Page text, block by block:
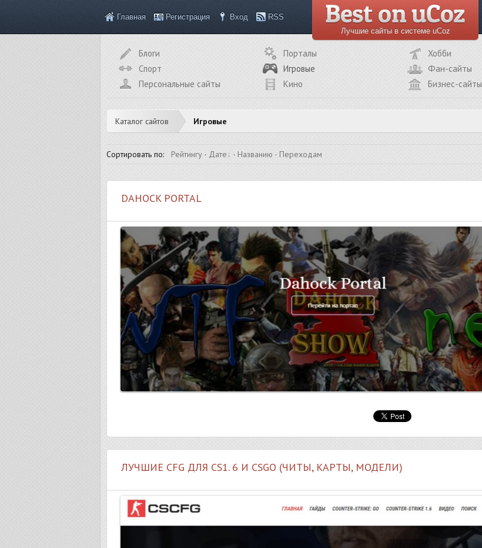
Главная Регистрация Вход RSS
Лучшие сайты в системе uCoz
Блоги
Спорт
Персональные сайты
Порталы
Игровые
Кино
Хобби
Фан-сайты
Бизнес-сайты
Каталог сайтов Игровые
Сортировать по: Рейтингу· Дате · Названию · Переходам
DAHOCK PORTAL
ЛУЧШИЕ CFG ДЛЯ CS1. 6 И CSGO (ЧИТЫ, КАРТЫ, МОДЕЛИ)